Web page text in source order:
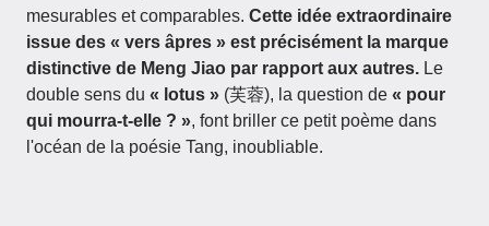
mesurables et comparables. Cette idée extraordinaire
issue des « vers âpres » est précisément la marque
distinctive de Meng Jiao par rapport aux autres. Le
double sens du « lotus » (芙蓉), la question de « pour
qui mourra-t-elle ? », font briller ce petit poème dans
l'océan de la poésie Tang, inoubliable.